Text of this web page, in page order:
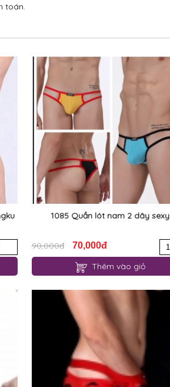
toán.
1085 Quần lót nam 2 dây sexy
90,000đ 70,000đ
Thêm vào giỏ